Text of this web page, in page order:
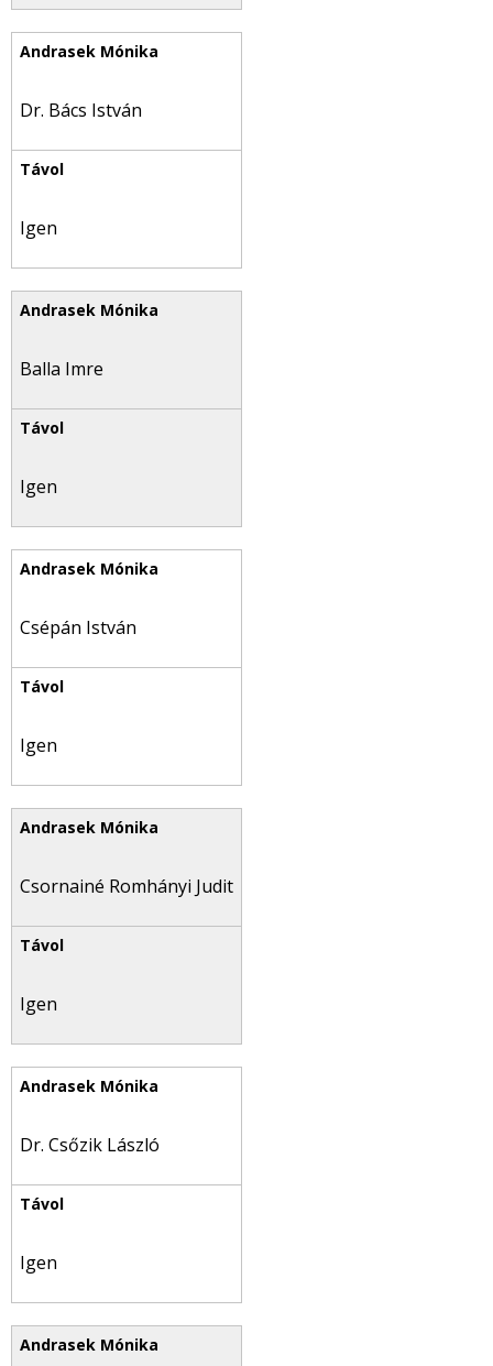
Dr. Bács István
Igen
Balla Imre
Igen
Csépán István
Igen
Csornainé Romhányi Judit
Igen
Dr. Csőzik László
Igen